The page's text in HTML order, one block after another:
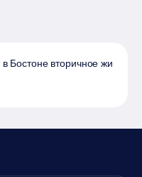
Бостоне вторичное жи